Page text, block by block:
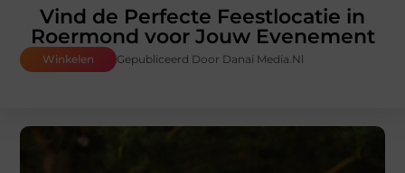
Vind de Perfecte Feestlocatie in
Roermond voor Jouw Evenement
Winkelen Gepubliceerd Door Danai Media.nl